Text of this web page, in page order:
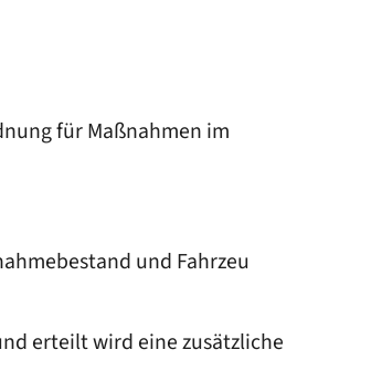
für Maßnahmen im
und Fahrzeu
erteilt wird eine zusätzliche